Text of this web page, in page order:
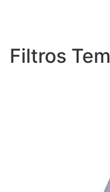
Filtros